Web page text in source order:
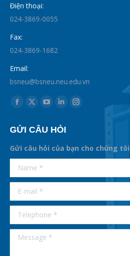
Điện thoại:
024-3869-0055
Fax:
024-3869-1682
Email:
bsneu@bsneu.neu.edu.vn
Find us on:
Facebook
opens
in
new
window
X
opens
in
new
window
YouTube
opens
in
new
Linkedin
opens
in
new
Instagram
in
new
GỬI CÂU HỎI
Gửi câu hỏi của bạn cho chúng tôi
supertotobet
betist
Name *
E-mail *
Telephone *
Message *